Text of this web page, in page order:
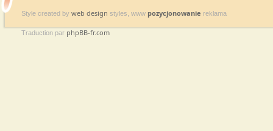
Style created by web design styles, www pozycjonowanie reklama
Traduction par phpBB-fr.com